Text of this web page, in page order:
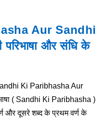
Aur Sandhi
और संधि के
Ki Paribhasha Aur
( Sandhi Ki Paribhasha )
और दूसरे शब्द के प्रथम वर्ण के